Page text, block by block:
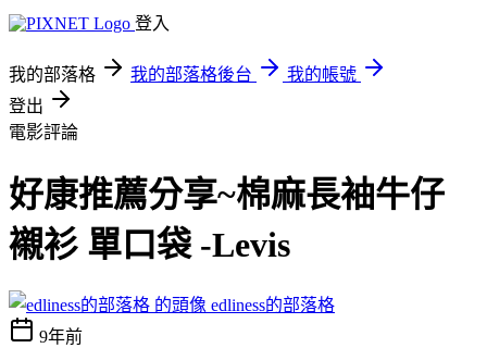
登入
我的部落格 我的部落格後台
我的帳號
登出
電影評論
好康推薦分享~棉麻長袖牛仔
襯衫 單口袋 -Levis
edliness的部落格
9年前